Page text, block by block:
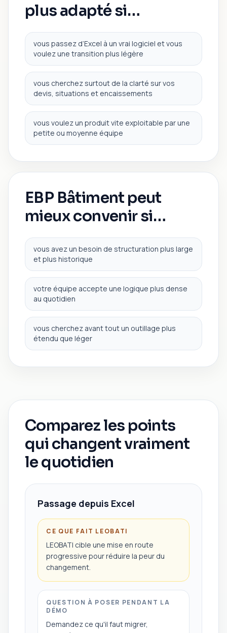
plus adapté si…
vous passez d’Excel à un vrai logiciel et vous
voulez une transition plus légère
vous cherchez surtout de la clarté sur vos
devis, situations et encaissements
vous voulez un produit vite exploitable par une
petite ou moyenne équipe
EBP Bâtiment peut
mieux convenir si…
vous avez un besoin de structuration plus large
et plus historique
votre équipe accepte une logique plus dense
au quotidien
vous cherchez avant tout un outillage plus
étendu que léger
Comparez les points
qui changent vraiment
le quotidien
Passage depuis Excel
CE QUE FAIT LEOBATI
LEOBATI cible une mise en route
progressive pour réduire la peur du
changement.
QUESTION À POSER PENDANT LA
DÉMO
Demandez ce qu'il faut migrer,